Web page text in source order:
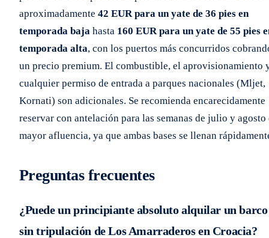
aproximadamente 42 EUR para un yate de 36 pies en
temporada baja hasta 160 EUR para un yate de 55 pies
temporada alta, con los puertos más concurridos
un precio premium. El combustible, el aprovisionamiento
cualquier permiso de entrada a parques nacionales (Mljet,
Kornati) son adicionales. Se recomienda encarecidamente
reservar con antelación para las semanas de julio y agosto
mayor afluencia, ya que ambas bases se llenan
Preguntas frecuentes
¿Puede un principiante absoluto alquilar un barco
sin tripulación de Los Amarraderos en Croacia?